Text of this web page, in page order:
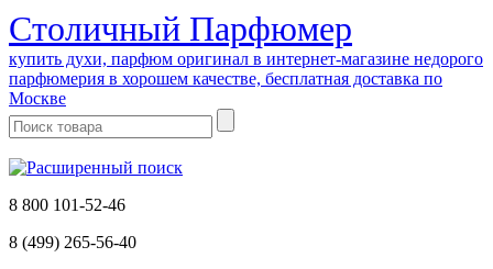
Cтоличный Парфюмер
купить духи, парфюм оригинал в интернет-магазине недорого
парфюмерия в хорошем качестве, бесплатная доставка по
Москве
8 800 101-52-46
8 (499) 265-56-40